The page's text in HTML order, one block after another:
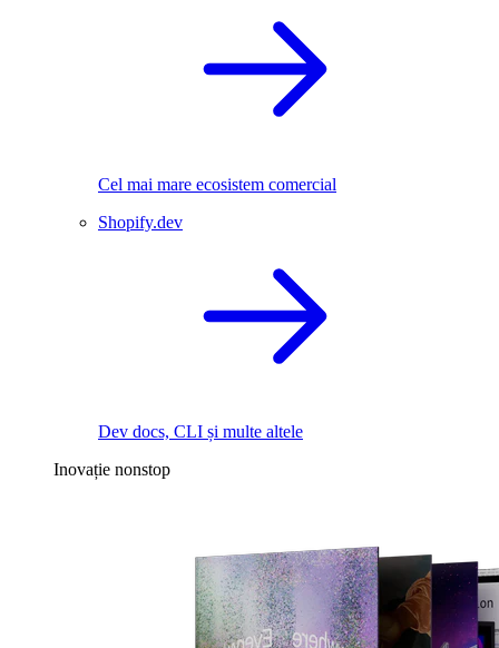
Cel mai mare ecosistem comercial
Shopify.dev
Dev docs, CLI și multe altele
Inovație nonstop